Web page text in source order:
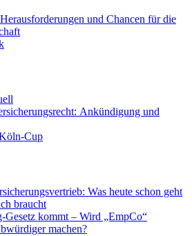
und Chancen für die
Ankündigung und
Cup
Was heute schon geht
braucht
Gesetz kommt – Wird „EmpCo“
machen?